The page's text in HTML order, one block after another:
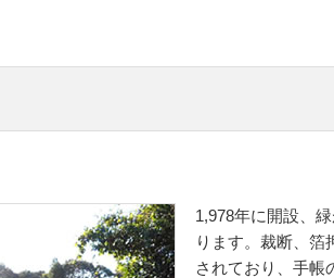
1,978年に開設、
ります。裁断、箔
されており、手帳